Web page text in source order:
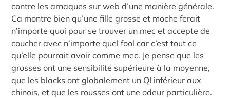
contre les arnaques sur web d’une manière générale.
Ca montre bien qu’une fille grosse et moche ferait
n’importe quoi pour se trouver un mec et accepte de
coucher avec n’importe quel fool car c’est tout ce
qu’elle pourrait avoir comme mec. Je pense que les
grosses ont une sensibilité supérieure à la moyenne,
que les blacks ont globalement un QI inférieur aux
chinois, et que les rousses ont une odeur particulière.